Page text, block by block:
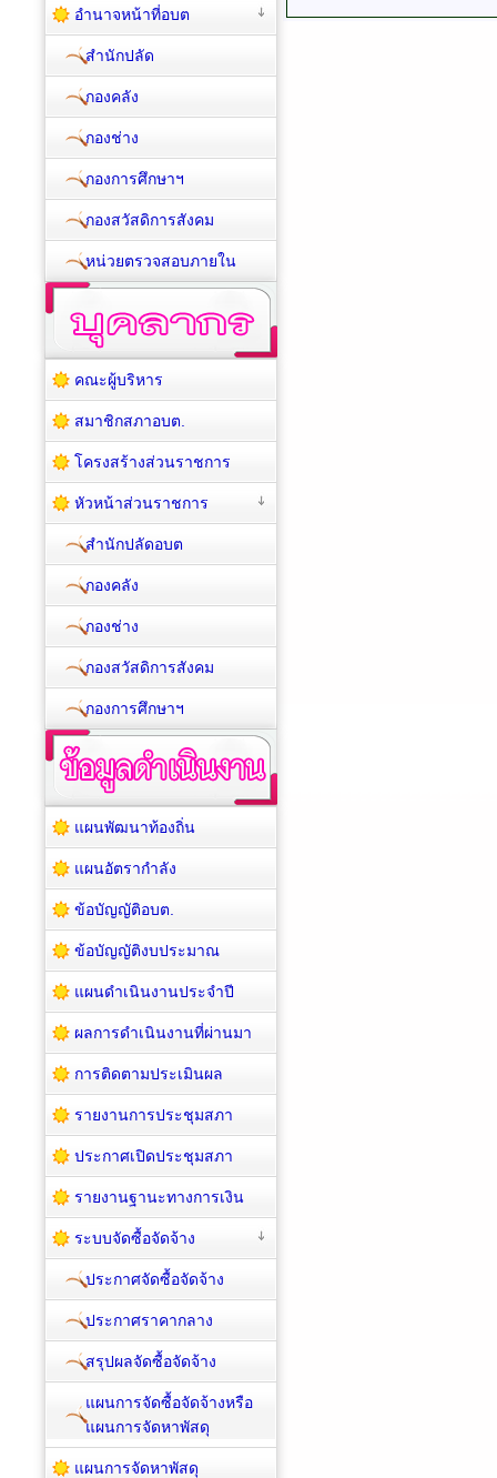
อำนาจหน้าที่อบต
สำนักปลัด
กองคลัง
กองช่าง
กองการศึกษาฯ
กองสวัสดิการสังคม
หน่วยตรวจสอบภายใน
คณะผู้บริหาร
สมาชิกสภาอบต.
โครงสร้างส่วนราชการ
หัวหน้าส่วนราชการ
สำนักปลัดอบต
กองคลัง
กองช่าง
กองสวัสดิการสังคม
กองการศึกษาฯ
แผนพัฒนาท้องถิ่น
แผนอัตรากำลัง
ข้อบัญญัติอบต.
ข้อบัญญัติงบประมาณ
แผนดำเนินงานประจำปี
ผลการดำเนินงานที่ผ่านมา
การติดตามประเมินผล
รายงานการประชุมสภา
ประกาศเปิดประชุมสภา
รายงานฐานะทางการเงิน
ระบบจัดซื้อจัดจ้าง
ประกาศจัดซื้อจัดจ้าง
ประกาศราคากลาง
สรุปผลจัดซื้อจัดจ้าง
แผนการจัดซื้อจัดจ้างหรือ
แผนการจัดหาพัสดุ
แผนการจัดหาพัสดุ